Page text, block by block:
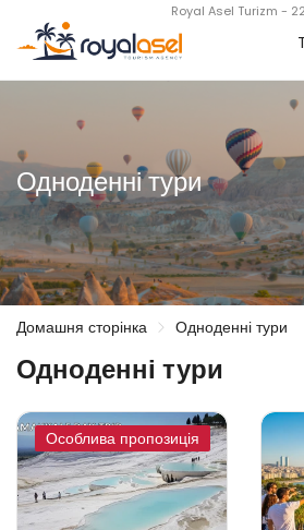
Royal Asel Turizm -
Одноденні тури
Домашня сторінка Одноденні тури
Одноденні тури
Особлива пропозиція